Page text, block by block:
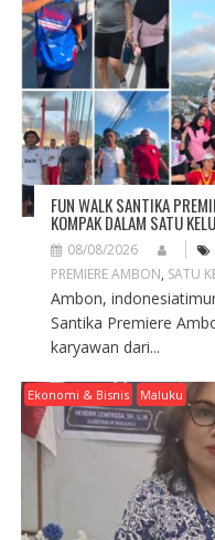
T
N
FUN WALK SANTIKA
KOMPAK DALAM SATU
08/08/2026
PREMIERE AMBON, SATU
Ambon,
Santika Premiere
karyawan dari...
Ekonomi & Bisnis Maluku